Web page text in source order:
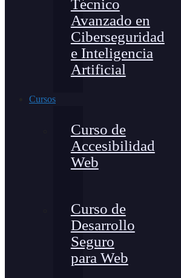
Técnico
Avanzado en
Ciberseguridad
e Inteligencia
Artificial
Cursos
Curso de
Accesibilidad
Web
Curso de
Desarrollo
Seguro
para Web